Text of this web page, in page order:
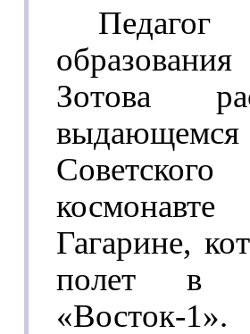
Зотова
Гагарине,
полет в
«Восток-1».